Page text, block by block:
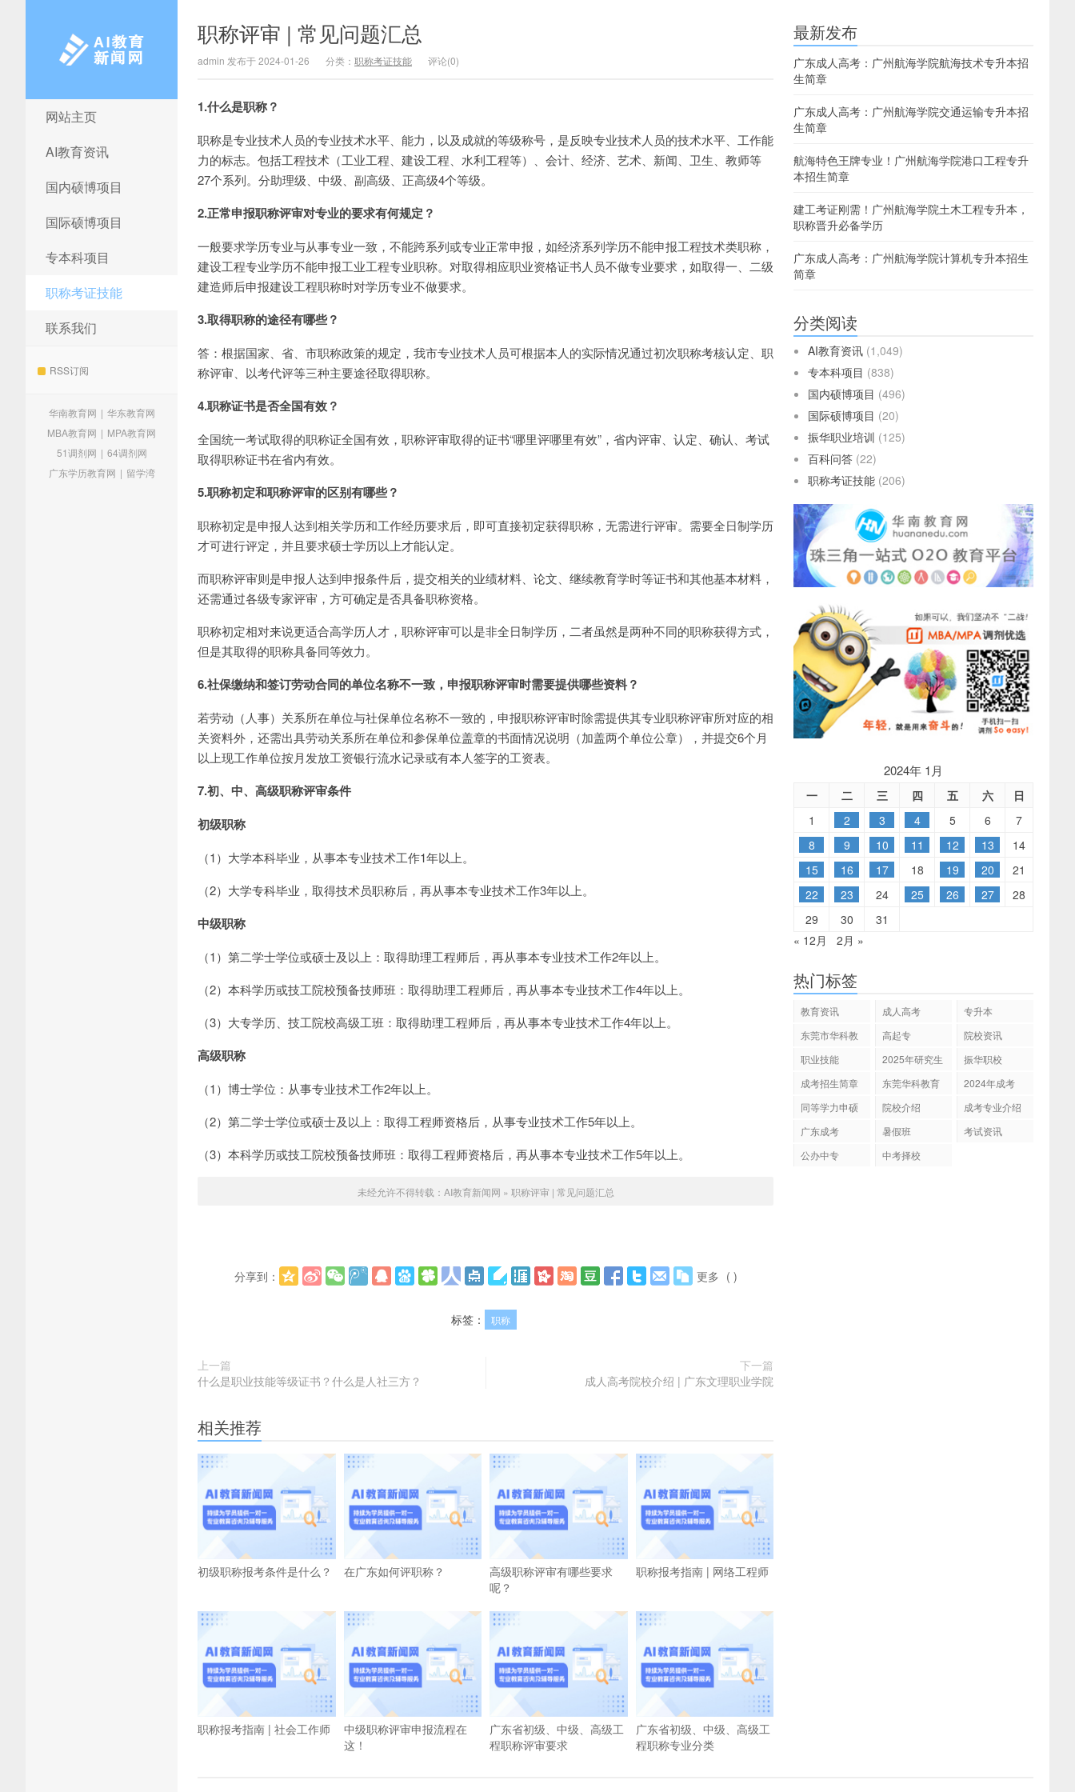
AI教育新闻网
网站主页
AI教育资讯
国内硕博项目
国际硕博项目
专本科项目
职称考证技能
联系我们
RSS订阅
华南教育网 | 华东教育网
MBA教育网 | MPA教育网
51调剂网 | 64调剂网
广东学历教育网 | 留学湾
职称评审 | 常见问题汇总
admin 发布于 2024-01-26 分类： 职称考证技能 评论(0)
1.什么是职称？
职称是专业技术人员的专业技术水平、能力，以及成就的等级称号，是反映专业技术人员的技术水平、工作能
力的标志。包括工程技术（工业工程、建设工程、水利工程等）、会计、经济、艺术、新闻、卫生、教师等
27个系列。分助理级、中级、副高级、正高级4个等级。
2.正常申报职称评审对专业的要求有何规定？
一般要求学历专业与从事专业一致，不能跨系列或专业正常申报，如经济系列学历不能申报工程技术类职称，
建设工程专业学历不能申报工业工程专业职称。对取得相应职业资格证书人员不做专业要求，如取得一、二级
建造师后申报建设工程职称时对学历专业不做要求。
3.取得职称的途径有哪些？
答：根据国家、省、市职称政策的规定，我市专业技术人员可根据本人的实际情况通过初次职称考核认定、职
称评审、以考代评等三种主要途径取得职称。
4.职称证书是否全国有效？
全国统一考试取得的职称证全国有效，职称评审取得的证书“哪里评哪里有效”，省内评审、认定、确认、考试
取得职称证书在省内有效。
5.职称初定和职称评审的区别有哪些？
职称初定是申报人达到相关学历和工作经历要求后，即可直接初定获得职称，无需进行评审。需要全日制学历
才可进行评定，并且要求硕士学历以上才能认定。
而职称评审则是申报人达到申报条件后，提交相关的业绩材料、论文、继续教育学时等证书和其他基本材料，
还需通过各级专家评审，方可确定是否具备职称资格。
职称初定相对来说更适合高学历人才，职称评审可以是非全日制学历，二者虽然是两种不同的职称获得方式，
但是其取得的职称具备同等效力。
6.社保缴纳和签订劳动合同的单位名称不一致，申报职称评审时需要提供哪些资料？
若劳动（人事）关系所在单位与社保单位名称不一致的，申报职称评审时除需提供其专业职称评审所对应的相
关资料外，还需出具劳动关系所在单位和参保单位盖章的书面情况说明（加盖两个单位公章），并提交6个月
以上现工作单位按月发放工资银行流水记录或有本人签字的工资表。
7.初、中、高级职称评审条件
初级职称
（1）大学本科毕业，从事本专业技术工作1年以上。
（2）大学专科毕业，取得技术员职称后，再从事本专业技术工作3年以上。
中级职称
（1）第二学士学位或硕士及以上：取得助理工程师后，再从事本专业技术工作2年以上。
（2）本科学历或技工院校预备技师班：取得助理工程师后，再从事本专业技术工作4年以上。
（3）大专学历、技工院校高级工班：取得助理工程师后，再从事本专业技术工作4年以上。
高级职称
（1）博士学位：从事专业技术工作2年以上。
（2）第二学士学位或硕士及以上：取得工程师资格后，从事专业技术工作5年以上。
（3）本科学历或技工院校预备技师班：取得工程师资格后，再从事本专业技术工作5年以上。
未经允许不得转载： AI教育新闻网 » 职称评审 | 常见问题汇总
分享到： 更多 ( )
标签： 职称
上一篇
什么是职业技能等级证书？什么是人社三方？
下一篇
成人高考院校介绍 | 广东文理职业学院
相关推荐
初级职称报考条件是什么？ 在广东如何评职称？
高级职称评审有哪些要求
呢？
职称报考指南 | 网络工程师
职称报考指南 | 社会工作师
中级职称评审申报流程在
这！
广东省初级、中级、高级工
程职称评审要求
广东省初级、中级、高级工
程职称专业分类
最新发布
广东成人高考：广州航海学院航海技术专升本招
生简章
广东成人高考：广州航海学院交通运输专升本招
生简章
航海特色王牌专业！广州航海学院港口工程专升
本招生简章
建工考证刚需！广州航海学院土木工程专升本，
职称晋升必备学历
广东成人高考：广州航海学院计算机专升本招生
简章
分类阅读
AI教育资讯 (1,049)
专本科项目 (838)
国内硕博项目 (496)
国际硕博项目 (20)
振华职业培训 (125)
百科问答 (22)
职称考证技能 (206)
2024年 1月
一 二 三 四 五 六
日
1
2 3 4 5 6
7
8
9 10 11 12 13
14
15
16 17 18 19 20
21
22
23 24 25 26 27
28
29
30
31
« 12月
2月 »
热门标签
教育资讯 成人高考
专升本
东莞市华科教
高起专
院校资讯
职业技能
2025年研究生
振华职校
成考招生简章
东莞华科教育
2024年成考
同等学力申硕
院校介绍
成考专业介绍
广东成考
暑假班
考试资讯
公办中专
中考择校